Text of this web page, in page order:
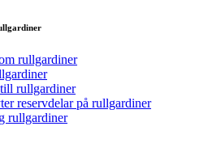
rullgardiner
rullgardiner
reservdelar på rullgardiner
rullgardiner